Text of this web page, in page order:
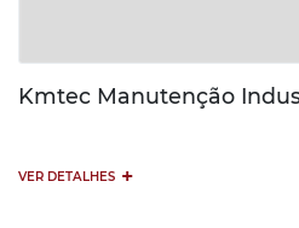
Kmtec Manutenção
VER DETALHES +